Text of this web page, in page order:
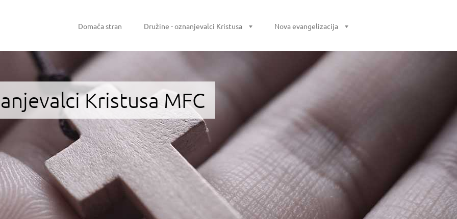
Domača stran Družine - oznanjevalci Kristusa Nova evangelizacija
Kristusa MFC